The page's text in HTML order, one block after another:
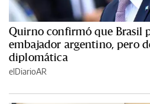
Quirno confirmó que Brasil
embajador argentino, pero
diplomática
elDiarioAR